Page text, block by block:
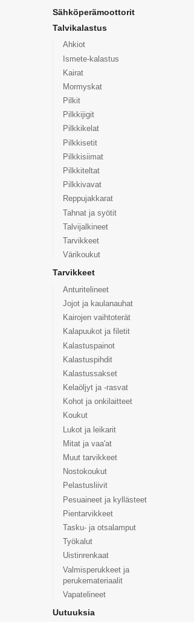
Sähköperämoottorit
Talvikalastus
Ahkiot
Ismete-kalastus
Kairat
Mormyskat
Pilkit
Pilkkijigit
Pilkkikelat
Pilkkisetit
Pilkkisiimat
Pilkkiteltat
Pilkkivavat
Reppujakkarat
Tahnat ja syötit
Talvijalkineet
Tarvikkeet
Värikoukut
Tarvikkeet
Anturitelineet
Jojot ja kaulanauhat
Kairojen vaihtoterät
Kalapuukot ja filetit
Kalastuspainot
Kalastuspihdit
Kalastussakset
Kelaöljyt ja -rasvat
Kohot ja onkilaitteet
Koukut
Lukot ja leikarit
Mitat ja vaa'at
Muut tarvikkeet
Nostokoukut
Pelastusliivit
Pesuaineet ja kyllästeet
Pientarvikkeet
Tasku- ja otsalamput
Työkalut
Uistinrenkaat
Valmisperukkeet ja
perukemateriaalit
Vapatelineet
Uutuuksia